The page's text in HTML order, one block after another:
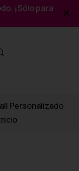
¡Sólo para
Personalizado